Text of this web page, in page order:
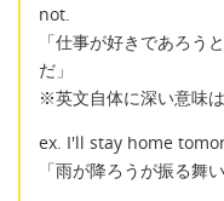
not.
「仕事が好きであろう
だ」
※英文自体に深い意味
ex. I'll stay home
「雨が降ろうが振る舞